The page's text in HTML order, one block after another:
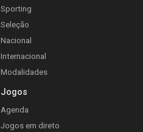
Sporting
Seleção
Nacional
Internacional
Modalidades
Jogos
Agenda
Jogos em direto